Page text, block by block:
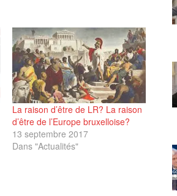
La raison d’être de LR? La raison
d’être de l’Europe bruxelloise?
13 septembre 2017
Dans "Actualités"